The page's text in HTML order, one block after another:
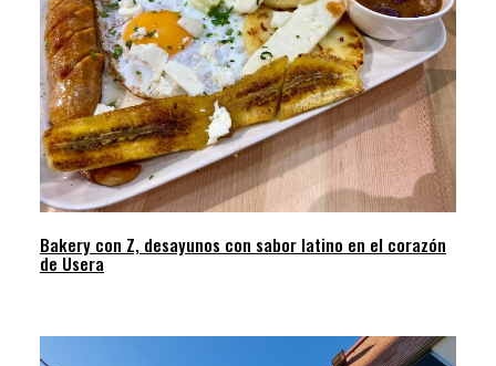
Bakery con Z, desayunos con sabor latino en el corazón
de Usera